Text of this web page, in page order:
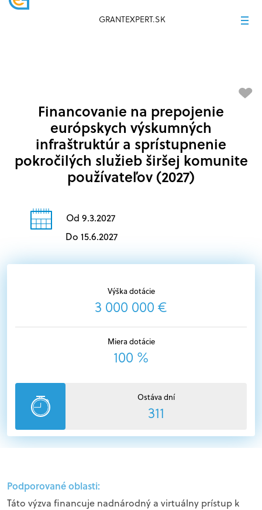
GRANTEXPERT.SK
Výška dotácie
3 000 000 €
Miera dotácie
100 %
Ostáva dní
311
Financovanie na prepojenie
európskych výskumných
infraštruktúr a sprístupnenie
pokročilých služieb širšej komunite
používateľov (2027)
Od 9.3.2027
Do 15.6.2027
Podporované oblasti:
Táto výzva financuje nadnárodný a virtuálny prístup k